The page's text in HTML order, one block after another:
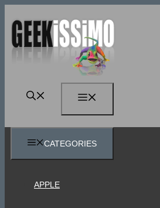
contenuto
CATEGORIES
APPLE